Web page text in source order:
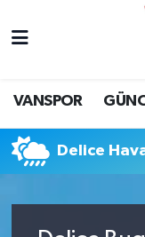
VANSPOR
Delice
Siyaset
Ekonomi
Van Nöbetçi
Van Namaz
Van Trafik